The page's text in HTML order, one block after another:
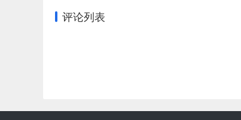
评论列表